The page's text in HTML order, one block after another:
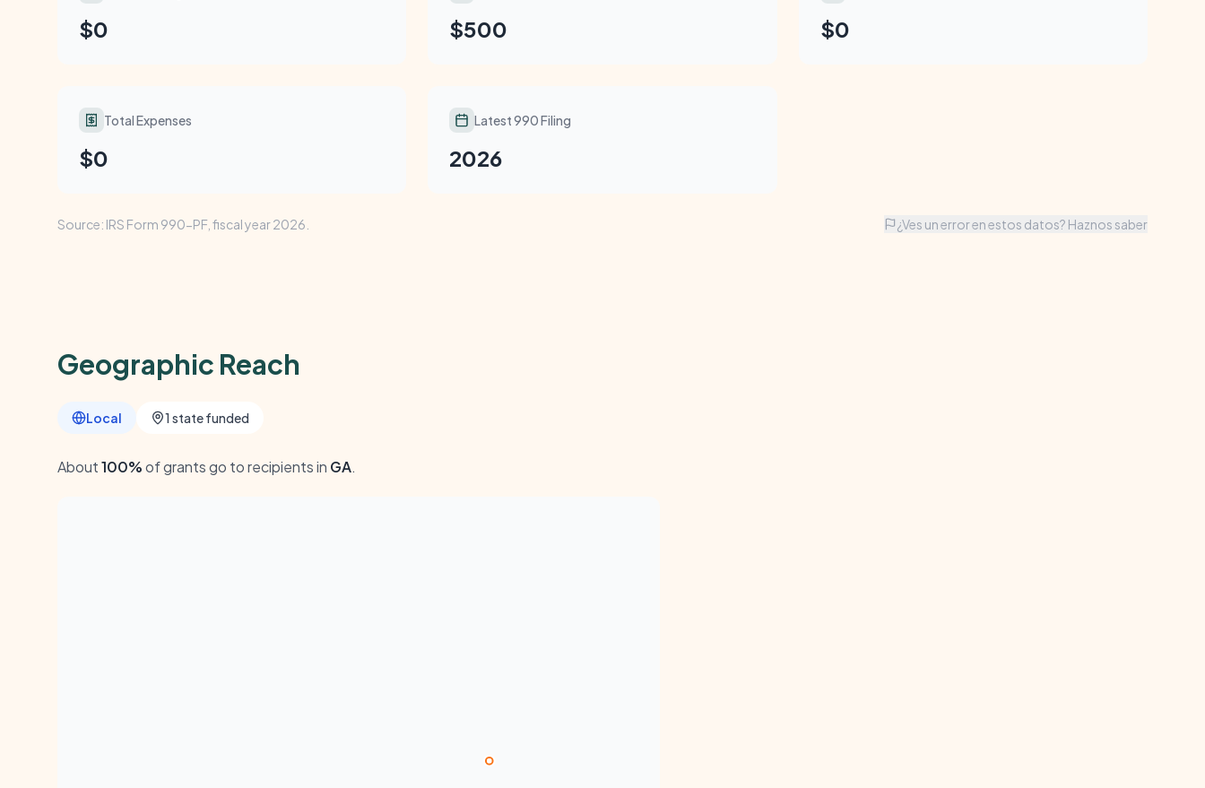
$0 $500 $0
Total Expenses
$0
Latest 990 Filing
2026
Source: IRS Form 990-PF, fiscal year 2026. ¿Ves un error en estos datos? Haznos saber
Geographic Reach
Local 1 state funded
About100%of grants go to recipients in GA.